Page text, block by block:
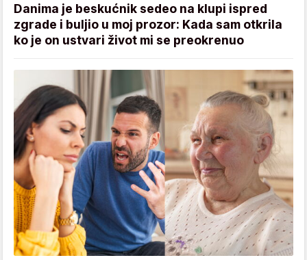
Danima je beskućnik sedeo na klupi ispred
zgrade i buljio u moj prozor: Kada sam otkrila
ko je on ustvari život mi se preokrenuo